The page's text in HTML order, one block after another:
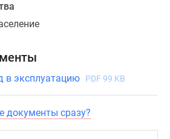
в эксплуатацию PDF 99 KB
документы сразу?